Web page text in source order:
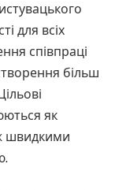
для всіх
співпраці
більш
як
швидкими